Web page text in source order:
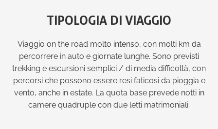
TIPOLOGIA DI VIAGGIO
Viaggio on the road molto intenso, con molti km da
percorrere in auto e giornate lunghe. Sono previsti
trekking e escursioni semplici / di media difficoltà, con
percorsi che possono essere resi faticosi da pioggia e
vento, anche in estate. La quota base prevede notti in
camere quadruple con due letti matrimoniali.